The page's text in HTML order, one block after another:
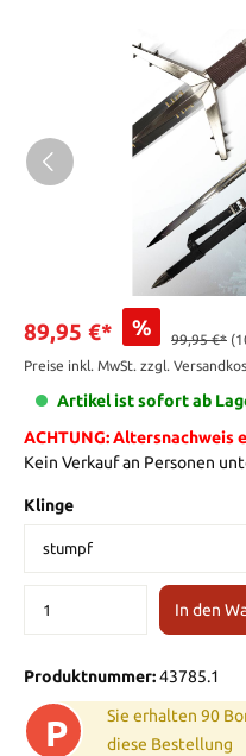
89,95 €* %
99,95 €*
Preise inkl. MwSt. zzgl.
Artikel ist sofort ab
ACHTUNG: Altersnachweis
Kein Verkauf an Personen
Klinge
In den
Produktnummer:43785.1
P
Sie erhalten 90
diese Bestellung